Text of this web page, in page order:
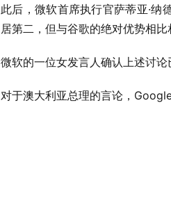
此后，微软首席执行官萨蒂亚·
居第二，但与谷歌的绝对优势相比
微软的一位女发言人确认上述讨论
对于澳大利亚总理的言论，